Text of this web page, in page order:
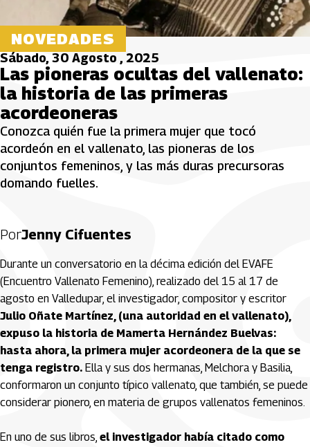
NOVEDADES
Sábado, 30 Agosto , 2025
Las pioneras ocultas del vallenato:
la historia de las primeras
acordeoneras
Conozca quién fue la primera mujer que tocó
acordeón en el vallenato, las pioneras de los
conjuntos femeninos, y las más duras precursoras
domando fuelles.
PorJenny Cifuentes
Durante un conversatorio en la décima edición del EVAFE
(Encuentro Vallenato Femenino), realizado del 15 al 17 de
agosto en Valledupar, el investigador, compositor y escritor
Julio Oñate Martínez, (una autoridad en el vallenato),
expuso la historia de Mamerta Hernández Buelvas:
hasta ahora, la primera mujer acordeonera de la que se
tenga registro. Ella y sus dos hermanas, Melchora y Basilia,
conformaron un conjunto típico vallenato, que también, se puede
considerar pionero, en materia de grupos vallenatos femeninos.
En uno de sus libros, el investigador había citado como